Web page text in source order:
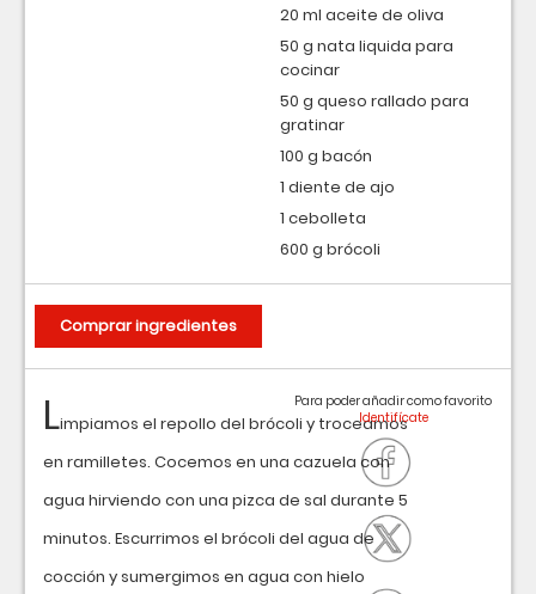
Limpiamos el repollo del brócoli y troceamos
en ramilletes. Cocemos en una cazuela con
agua hirviendo con una pizca de sal durante 5
minutos. Escurrimos el brócoli del agua de
cocción y sumergimos en agua con hielo
Para poder añadir como favorito
20 ml aceite de oliva
50 g nata liquida para
cocinar
50 g queso rallado para
gratinar
100 g bacón
1 diente de ajo
1 cebolleta
600 g brócoli
Comprar ingredientes